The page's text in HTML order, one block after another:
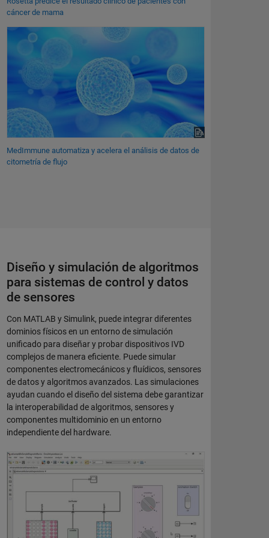
cáncer de mama
MedImmune automatiza y acelera el análisis de datos de
citometría de flujo
Diseño y simulación de algoritmos
para sistemas de control y datos
de sensores
Con MATLAB y Simulink, puede integrar diferentes
dominios físicos en un entorno de simulación
unificado para diseñar y probar dispositivos IVD
complejos de manera eficiente. Puede simular
componentes electromecánicos y fluídicos, sensores
de datos y algoritmos avanzados. Las simulaciones
ayudan cuando el diseño del sistema debe garantizar
la interoperabilidad de algoritmos, sensores y
componentes multidominio en un entorno
independiente del hardware.
Modelado y simulación de dispositivos médicos de diagnóstico con